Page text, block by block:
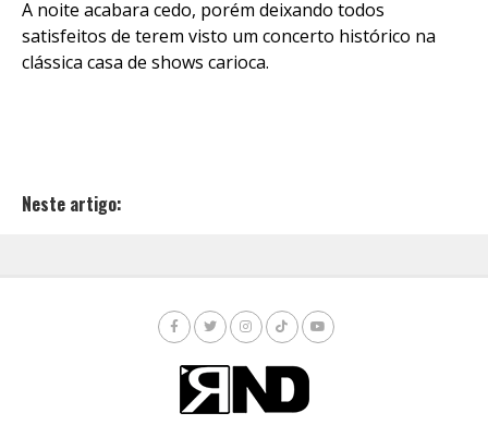
A noite acabara cedo, porém deixando todos
satisfeitos de terem visto um concerto histórico na
clássica casa de shows carioca.
Neste artigo: